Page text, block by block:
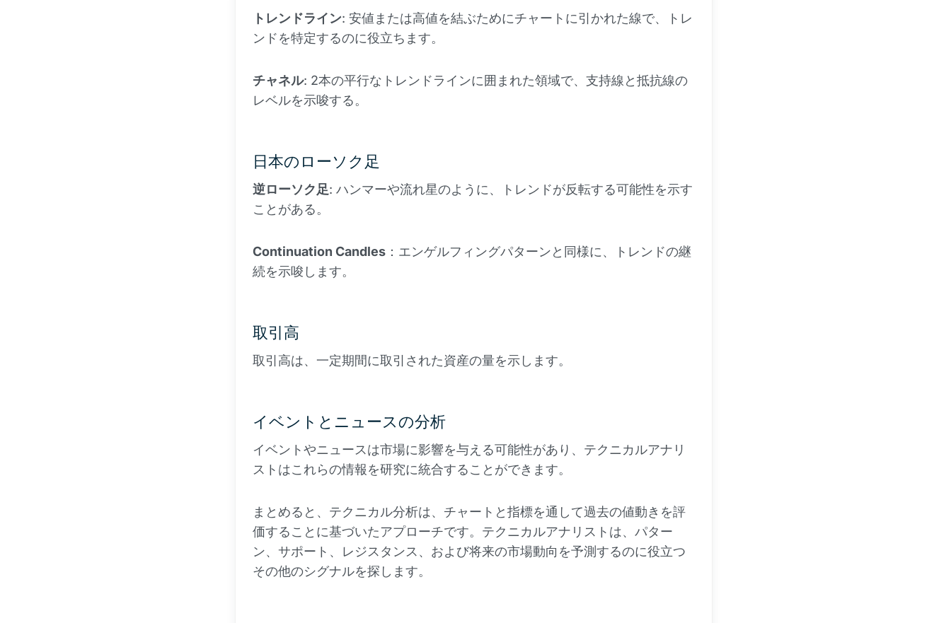
トレンドライン: 安値または高値を結ぶためにチャートに引かれた線で、トレ
ンドを特定するのに役立ちます。
チャネル: 2本の平行なトレンドラインに囲まれた領域で、支持線と抵抗線の
レベルを示唆する。
日本のローソク足
逆ローソク足: ハンマーや流れ星のように、トレンドが反転する可能性を示す
ことがある。
Continuation Candles ：エンゲルフィングパターンと同様に、トレンドの継
続を示唆します。
取引高
取引高は、一定期間に取引された資産の量を示します。
イベントとニュースの分析
イベントやニュースは市場に影響を与える可能性があり、テクニカルアナリ
ストはこれらの情報を研究に統合することができます。
まとめると、テクニカル分析は、チャートと指標を通して過去の値動きを評
価することに基づいたアプローチです。テクニカルアナリストは、パター
ン、サポート、レジスタンス、および将来の市場動向を予測するのに役立つ
その他のシグナルを探します。